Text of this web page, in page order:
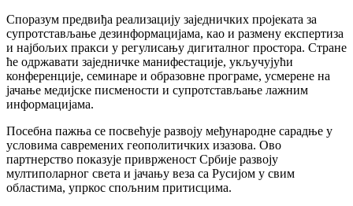
Споразум предвиђа реализацију заједничких пројеката за
супротстављање дезинформацијама, као и размену експертиза
и најбољих пракси у регулисању дигиталног простора. Стране
ће одржавати заједничке манифестације, укључујући
конференције, семинаре и образовне програме, усмерене на
јачање медијске писмености и супротстављање лажним
информацијама.
Посебна пажња се посвећује развоју међународне сарадње у
условима савремених геополитичких изазова. Ово
партнерство показује приврженост Србије развоју
мултиполарног света и јачању веза са Русијом у свим
областима, упркос спољним притисцима.